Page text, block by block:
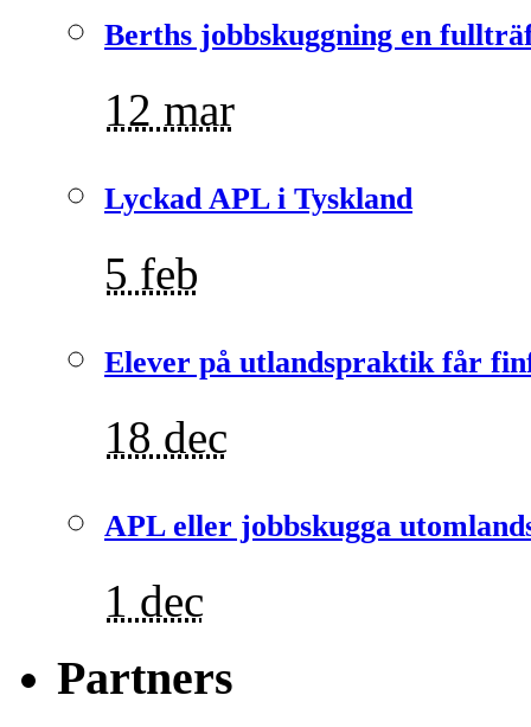
Berths jobbskuggning en
12 mar
Lyckad APL i Tyskland
5 feb
Elever på utlandspraktik får
18 dec
APL eller jobbskugga
1 dec
Partners